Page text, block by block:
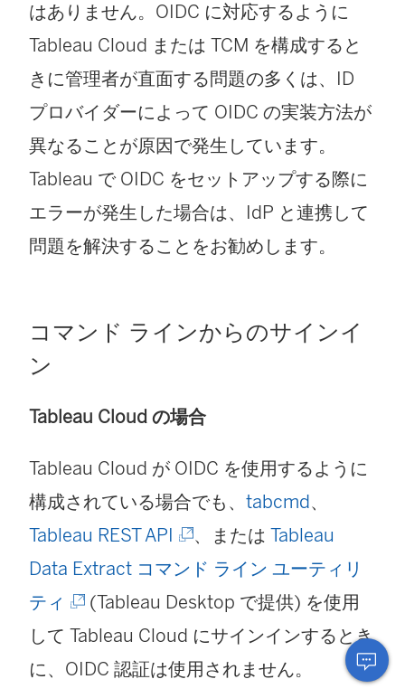
はありません。OIDC に対応するように
Tableau Cloud または TCM を構成すると
きに管理者が直面する問題の多くは、ID
プロバイダーによって OIDC の実装方法が
異なることが原因で発生しています。
Tableau で OIDC をセットアップする際に
エラーが発生した場合は、IdP と連携して
問題を解決することをお勧めします。
コマンド ラインからのサインイ
ン
Tableau Cloud の場合
Tableau Cloud が OIDC を使用するように
構成されている場合でも、 tabcmd、
Tableau REST API (
新
し
い
ウ
、または Tableau
Data Extract コマンド ライン ユーティリ
ティ (
新
し
(Tableau Desktop で提供) を使用
して Tableau Cloud にサインインするとき
に、OIDC 認証は使用されません。